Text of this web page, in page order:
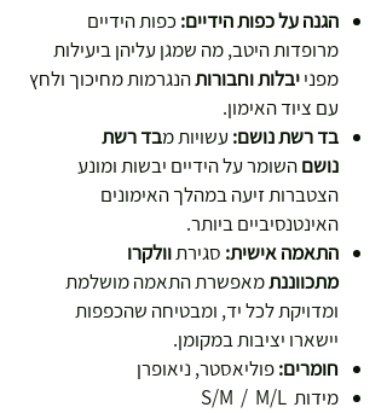
הגנה על כפות הידיים: כפות הידיים
מרופדות היטב, מה שמגן עליהן ביעילות
מפנייבלות וחבורותהנגרמות מחיכוך ולחץ
עם ציוד האימון.
בד רשת נושם:עשויות מבד רשת
נושםהשומר על הידיים יבשות ומונע
הצטברות זיעה במהלך האימונים
האינטנסיביים ביותר.
התאמה אישית: סגירתוולקרו
מתכווננתמאפשרת התאמה מושלמת
ומדויקת לכל יד, ומבטיחה שהכפפות
יישארו יציבות במקומן.
חומרים:פוליאסטר, ניאופרן
מידות S/M / M/L